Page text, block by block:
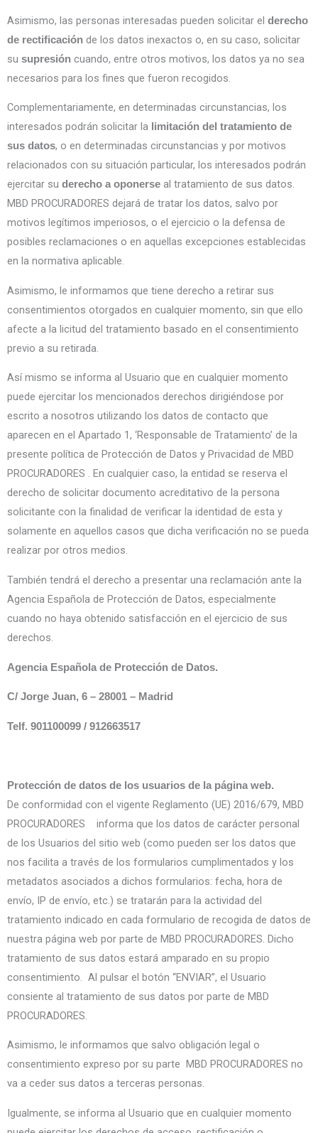
Asimismo, las personas interesadas pueden solicitar el derecho
de rectificación de los datos inexactos o, en su caso, solicitar
su supresión cuando, entre otros motivos, los datos ya no sea
necesarios para los fines que fueron recogidos.
Complementariamente, en determinadas circunstancias, los
interesados podrán solicitar la limitación del tratamiento de
sus datos, o en determinadas circunstancias y por motivos
relacionados con su situación particular, los interesados podrán
ejercitar su derecho a oponerse al tratamiento de sus datos.
MBD PROCURADORES dejará de tratar los datos, salvo por
motivos legítimos imperiosos, o el ejercicio o la defensa de
posibles reclamaciones o en aquellas excepciones establecidas
en la normativa aplicable.
Asimismo, le informamos que tiene derecho a retirar sus
consentimientos otorgados en cualquier momento, sin que ello
afecte a la licitud del tratamiento basado en el consentimiento
previo a su retirada.
Así mismo se informa al Usuario que en cualquier momento
puede ejercitar los mencionados derechos dirigiéndose por
escrito a nosotros utilizando los datos de contacto que
aparecen en el Apartado 1, ‘Responsable de Tratamiento’ de la
presente política de Protección de Datos y Privacidad de MBD
PROCURADORES . En cualquier caso, la entidad se reserva el
derecho de solicitar documento acreditativo de la persona
solicitante con la finalidad de verificar la identidad de esta y
solamente en aquellos casos que dicha verificación no se pueda
realizar por otros medios.
También tendrá el derecho a presentar una reclamación ante la
Agencia Española de Protección de Datos, especialmente
cuando no haya obtenido satisfacción en el ejercicio de sus
derechos.
Agencia Española de Protección de Datos.
C/ Jorge Juan, 6 – 28001 – Madrid
Telf. 901100099 / 912663517
Protección de datos de los usuarios de la página web.
De conformidad con el vigente Reglamento (UE) 2016/679, MBD
PROCURADORES informa que los datos de carácter personal
de los Usuarios del sitio web (como pueden ser los datos que
nos facilita a través de los formularios cumplimentados y los
metadatos asociados a dichos formularios: fecha, hora de
envío, IP de envío, etc.) se tratarán para la actividad del
tratamiento indicado en cada formulario de recogida de datos de
nuestra página web por parte de MBD PROCURADORES. Dicho
tratamiento de sus datos estará amparado en su propio
consentimiento. Al pulsar el botón “ENVIAR”, el Usuario
consiente al tratamiento de sus datos por parte de MBD
PROCURADORES.
Asimismo, le informamos que salvo obligación legal o
consentimiento expreso por su parte MBD PROCURADORES no
va a ceder sus datos a terceras personas.
Igualmente, se informa al Usuario que en cualquier momento